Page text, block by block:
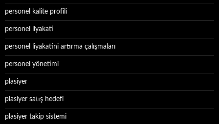
personel kalite profili
personel liyakati
personel liyakatini artırma çalışmaları
personel yönetimi
plasiyer
plasiyer satış hedefi
plasiyer takip sistemi